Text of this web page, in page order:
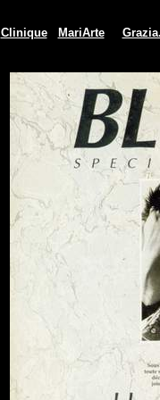
Clinique MariArte